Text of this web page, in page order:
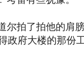
拍了拍他的肩膀
政府大楼的那份